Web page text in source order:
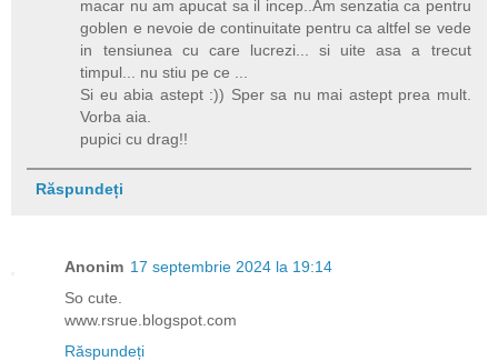
macar nu am apucat sa il incep..Am senzatia ca pentru
goblen e nevoie de continuitate pentru ca altfel se vede
in tensiunea cu care lucrezi... si uite asa a trecut
timpul... nu stiu pe ce ...
Si eu abia astept :)) Sper sa nu mai astept prea mult.
Vorba aia.
pupici cu drag!!
Răspundeți
Anonim 17 septembrie 2024 la 19:14
So cute.
www.rsrue.blogspot.com
Răspundeți